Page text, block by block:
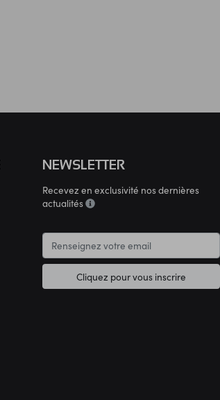
NEWSLETTER
Recevez en exclusivité nos dernières
actualités
Cliquez pour vous inscrire